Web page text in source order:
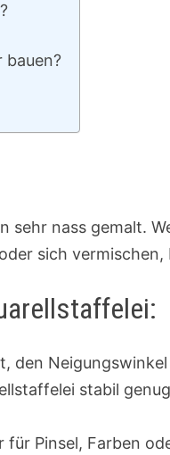
bauen?
sehr nass gemalt.
sich
den
stabil
Pinsel, Farben